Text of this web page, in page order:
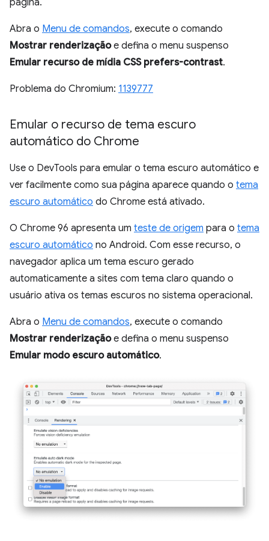
página.
Abra o Menu de comandos, execute o comando
Mostrar renderizaçãoe defina o menu suspenso
Emular recurso de mídia CSS prefers-contrast.
Problema do Chromium: 1139777
Emular o recurso de tema escuro
automático do Chrome
Use o DevTools para emular o tema escuro automático e
ver facilmente como sua página aparece quando o tema
escuro automático do Chrome está ativado.
O Chrome 96 apresenta um teste de origem para o tema
escuro automático no Android. Com esse recurso, o
navegador aplica um tema escuro gerado
automaticamente a sites com tema claro quando o
usuário ativa os temas escuros no sistema operacional.
Abra o Menu de comandos, execute o comando
Mostrar renderizaçãoe defina o menu suspenso
Emular modo escuro automático.